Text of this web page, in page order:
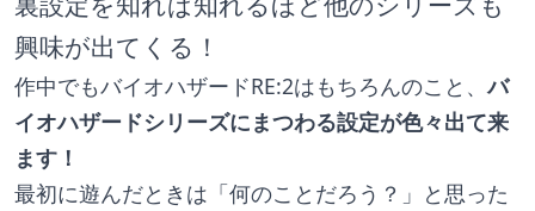
興味が出てくる！
作中でもバイオハザードRE:2はもちろんのこと、バ
イオハザードシリーズにまつわる設定が色々出て来
ます！
最初に遊んだときは「何のことだろう？」と思った